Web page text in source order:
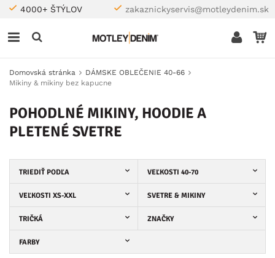
4000+ ŠTÝLOV zakaznickyservis@motleydenim.sk
Domovská stránka
DÁMSKE OBLEČENIE 40-66
Mikiny & mikiny bez kapucne
POHODLNÉ MIKINY, HOODIE A
PLETENÉ SVETRE
TRIEDIŤ PODĽA VEĽKOSTI 40-70
VEĽKOSTI XS-XXL SVETRE & MIKINY
TRIČKÁ ZNAČKY
FARBY